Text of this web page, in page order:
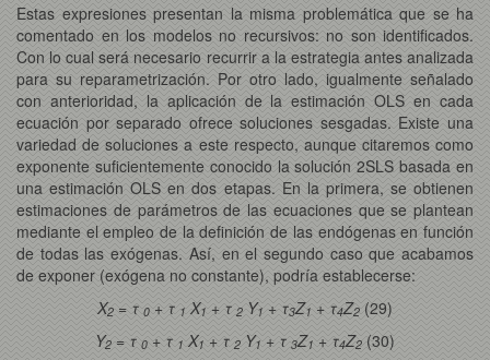
Estas expresiones presentan la misma problemática que se ha
comentado en los modelos no recursivos: no son identificados.
Con lo cual será necesario recurrir a la estrategia antes analizada
para su reparametrización. Por otro lado, igualmente señalado
con anterioridad, la aplicación de la estimación OLS en cada
ecuación por separado ofrece soluciones sesgadas. Existe una
variedad de soluciones a este respecto, aunque citaremos como
exponente suficientemente conocido la solución 2SLS basada en
una estimación OLS en dos etapas. En la primera, se obtienen
estimaciones de parámetros de las ecuaciones que se plantean
mediante el empleo de la definición de las endógenas en función
de todas las exógenas. Así, en el segundo caso que acabamos
de exponer (exógena no constante), podría establecerse:
X2 = τ 0 + τ 1 X1 + τ 2 Y1 + τ3Z1 + τ4Z2 (29)
Y2 = τ 0 + τ 1 X1 + τ 2 Y1 + τ 3Z1 + τ4Z2 (30)